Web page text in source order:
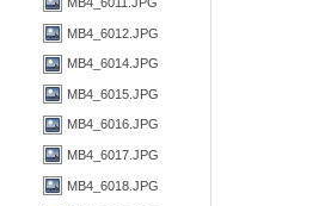
MB4_6012.JPG
MB4_6014.JPG
MB4_6015.JPG
MB4_6016.JPG
MB4_6017.JPG
MB4_6018.JPG